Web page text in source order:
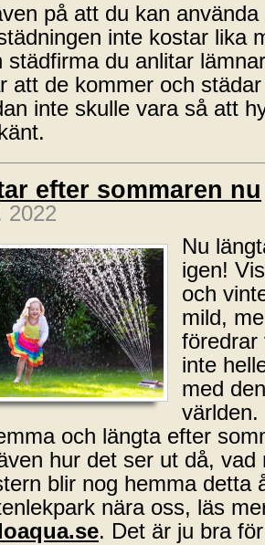
på att du kan
inte kostar lika
städfirma du anlitar
att de kommer och
inte skulle vara så att
efter sommaren nu
2022
Nu
igen!
och
mild,
föredrar
inte
med
och längta efter
hur det ser ut då,
blir nog hemma detta
nära oss, läs
. Det är ju bra